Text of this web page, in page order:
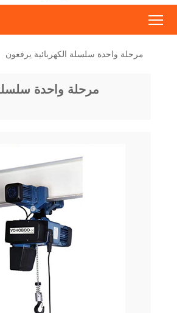
مرحلة واحدة سلسلة الكهربائية يرفعون
مرحلة واحدة سلسلة